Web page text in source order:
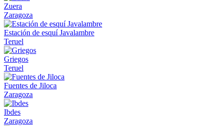
Zuera
Zaragoza
Estación de esquí Javalambre
Teruel
Griegos
Teruel
Fuentes de Jiloca
Zaragoza
Ibdes
Zaragoza